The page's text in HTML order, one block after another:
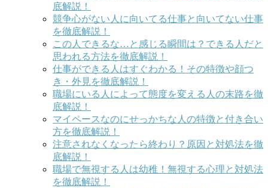
底解説！
競争心がない人に向いてる仕事と向いてない仕事
を徹底解説！
この人できるな…と感じる瞬間は？できる人だと
思われる方法を徹底解説！
仕事ができる人はすぐわかる！その特徴や顔つ
き・外見を徹底解説！
職場にいる人によって態度を変える人の末路を徹
底解説！
マイペースなのにせっかちな人の特徴と付き合い
方を徹底解説！
注意されなくなったら終わり？原因と対処法を徹
底解説！
職場で無視する人は幼稚！無視する心理と対処法
を徹底解説！